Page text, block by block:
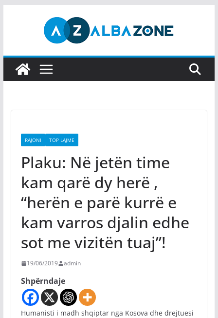
RAJONI TOP LAJME
Plaku: Në jetën time
kam qarë dy herë ,
“herën e parë kurrë e
kam varros djalin edhe
sot me vizitën tuaj”!
19/06/2019 admin
Shpërndaje
Humanisti i madh shqiptar nga Kosova dhe drejtuesi